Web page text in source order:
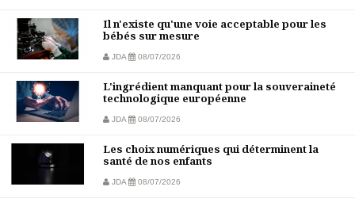
Il n'existe qu'une voie acceptable pour les
bébés sur mesure
JDA 08/07/2026
L'ingrédient manquant pour la souveraineté
technologique européenne
JDA 08/07/2026
Les choix numériques qui déterminent la
santé de nos enfants
JDA 08/07/2026